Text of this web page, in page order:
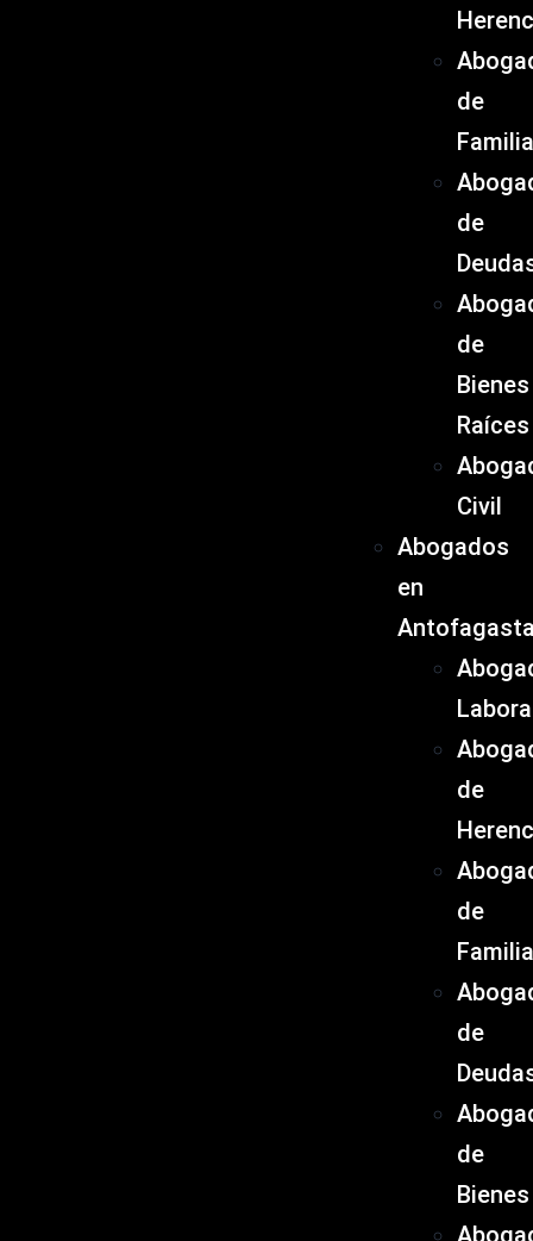
de
Familia
de
de
Bienes
Raíces
Civil
Abogados
en
de
de
Familia
de
de
Bienes